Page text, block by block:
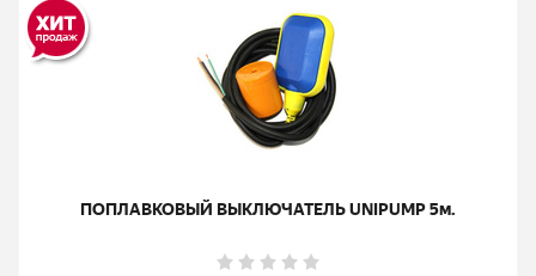
ПОПЛАВКОВЫЙ ВЫКЛЮЧАТЕЛЬ UNIPUMP 5м.